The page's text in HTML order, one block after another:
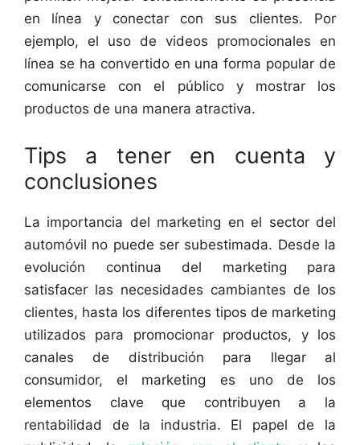
en línea y conectar con sus clientes. Por
ejemplo, el uso de videos promocionales en
línea se ha convertido en una forma popular de
comunicarse con el público y mostrar los
productos de una manera atractiva.
Tips a tener en cuenta y
conclusiones
La importancia del marketing en el sector del
automóvil no puede ser subestimada. Desde la
evolución continua del marketing para
satisfacer las necesidades cambiantes de los
clientes, hasta los diferentes tipos de marketing
utilizados para promocionar productos, y los
canales de distribución para llegar al
consumidor, el marketing es uno de los
elementos clave que contribuyen a la
rentabilidad de la industria. El papel de la